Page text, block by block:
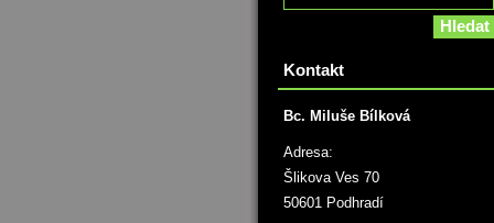
Kontakt
Bc. Miluše Bílková
Adresa:
Šlikova Ves 70
50601 Podhradí